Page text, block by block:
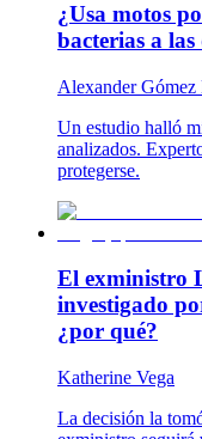
¿Usa motos
bacterias a las
Alexander Gómez
Un estudio halló
analizados.
protegerse.
El exministro
investigado
¿por qué?
Katherine Vega
La decisión la